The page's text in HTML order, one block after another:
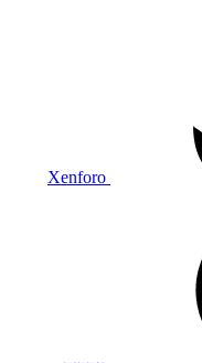
Xenforo